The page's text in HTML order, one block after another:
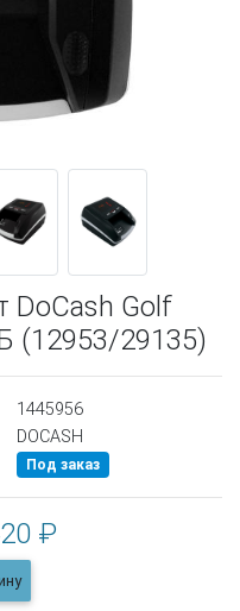
DoCash Golf
(12953/29135)
1445956
DOCASH
Под заказ
₽